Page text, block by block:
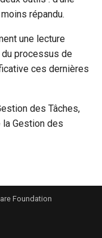
répandu.
une lecture
processus de
ces dernières
des Tâches,
Gestion des
Foundation